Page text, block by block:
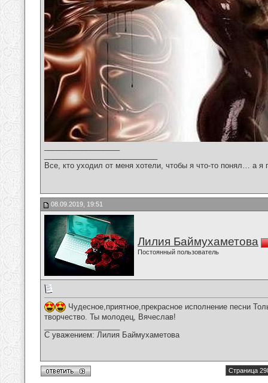
Все, кто уходил от меня хотели, чтобы я что-то понял… а
08.09.2019, 19:51
Лилия Баймухаметова
Постоянный пользователь
Чудесное,приятное,прекрасное исполнение песни
творчество. Ты молодец, Вячеслав!
С уважением: Лилия Баймухаметова
Страница